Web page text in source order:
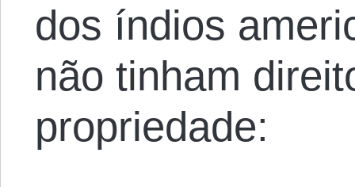
dos índios
não tinham
propriedade: